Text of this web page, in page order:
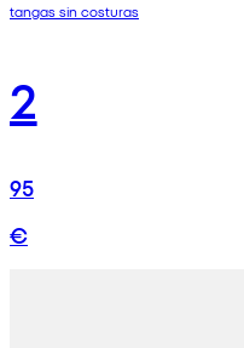
tangas sin costuras
2
95
€